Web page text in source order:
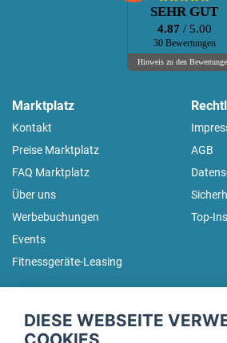
SEHR GUT
4.87 / 5.00
30 Bewertungen
Hinweis zu den
Marktplatz
Kontakt
Preise Marktplatz
FAQ Marktplatz
Über uns
Werbebuchungen
Events
Fitnessgeräte-Leasing
AGB
Top-
Trage dich hier für unseren Newsletter ein
DIESE WEBSEITE